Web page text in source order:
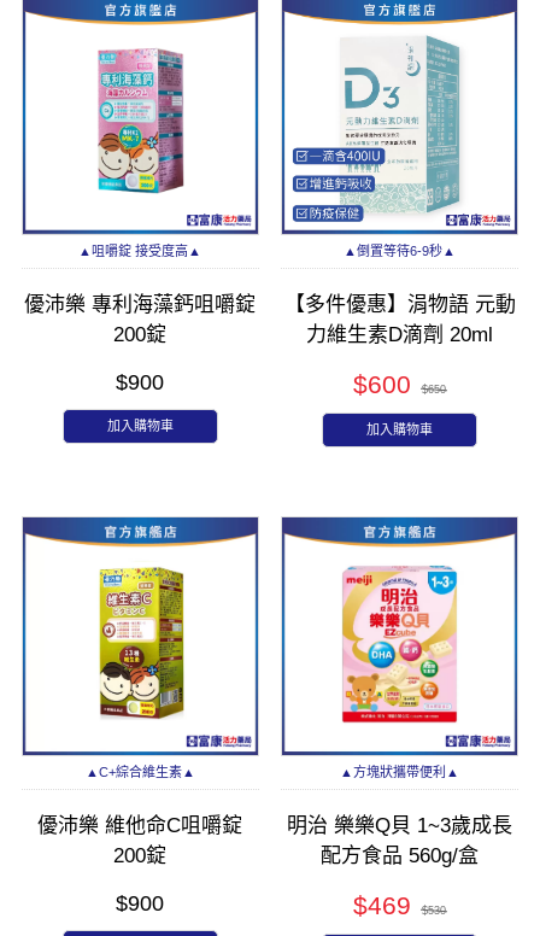
▲咀嚼錠 接受度高▲
優沛樂 專利海藻鈣咀嚼錠
200錠
$900
加入購物車
▲倒置等待6-9秒▲
【多件優惠】涓物語 元動
力維生素D滴劑 20ml
$600 $650
加入購物車
▲C+綜合維生素▲
優沛樂 維他命C咀嚼錠
200錠
$900
▲方塊狀攜帶便利▲
明治 樂樂Q貝 1~3歲成長
配方食品 560g/盒
$469 $530